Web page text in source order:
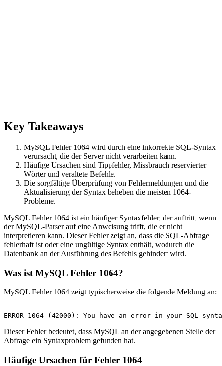
Key Takeaways
MySQL Fehler 1064 wird durch eine inkorrekte SQL-Syntax
verursacht, die der Server nicht verarbeiten kann.
Häufige Ursachen sind Tippfehler, Missbrauch reservierter
Wörter und veraltete Befehle.
Die sorgfältige Überprüfung von Fehlermeldungen und die
Aktualisierung der Syntax beheben die meisten 1064-
Probleme.
MySQL Fehler 1064 ist ein häufiger Syntaxfehler, der auftritt, wenn
der MySQL-Parser auf eine Anweisung trifft, die er nicht
interpretieren kann. Dieser Fehler zeigt an, dass die SQL-Abfrage
fehlerhaft ist oder eine ungültige Syntax enthält, wodurch die
Datenbank an der Ausführung des Befehls gehindert wird.
Was ist MySQL Fehler 1064?
MySQL Fehler 1064 zeigt typischerweise die folgende Meldung an:
Dieser Fehler bedeutet, dass MySQL an der angegebenen Stelle der
Abfrage ein Syntaxproblem gefunden hat.
Häufige Ursachen für Fehler 1064